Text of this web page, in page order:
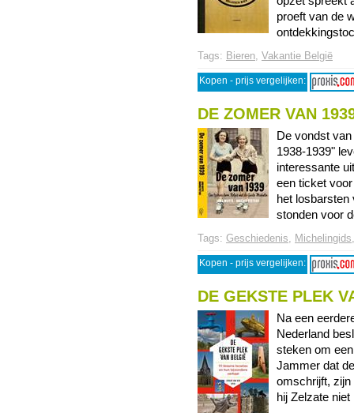
proeft van de
Tags: Bieren, Vakantie België
Kopen - prijs vergelijken:
DE ZOMER VAN
De vondst
1938-1939"
interessante
een ticket
het losbarsten
stonden voor
Tags: Geschiedenis, Michelingids
Kopen - prijs vergelijken:
DE GEKSTE PLEK
Na een
Nederland
steken om
Jammer dat
omschrijft, zijn
hij Zelzate